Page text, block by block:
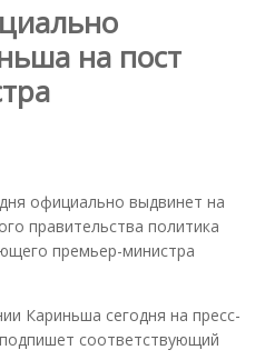
на пост
официально выдвинет на
правительства политика
премьер-министра
Кариньша сегодня на пресс-
соответствующий